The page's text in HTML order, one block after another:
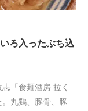
ろ入ったぶち込
「食麺酒房 拉く
丸鶏、豚骨、豚